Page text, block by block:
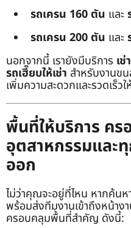
รถเครน 160 ตัน และ
รถเครน 200 ตัน และ
นอกจากนี้ เรายังมีบริการ เ
รถเฮี๊ยบให้เช่า สำหรับงานข
เพิ่มความสะดวกและรวดเร็
พื้นที่ให้บริการ ค
อุตสาหกรรมและ
ออก
ไม่ว่าคุณจะอยู่ที่ไหน หากค้นห
พร้อมส่งทีมงานเข้าถึงหน้าง
ครอบคลุมพื้นที่สำคัญ ดังนี้: